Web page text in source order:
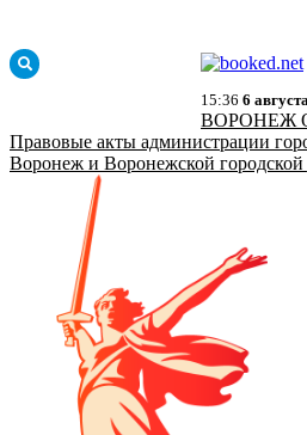
15:36 6
ВОРОНЕЖ
Правовые акты администрации
Воронеж и Воронежской